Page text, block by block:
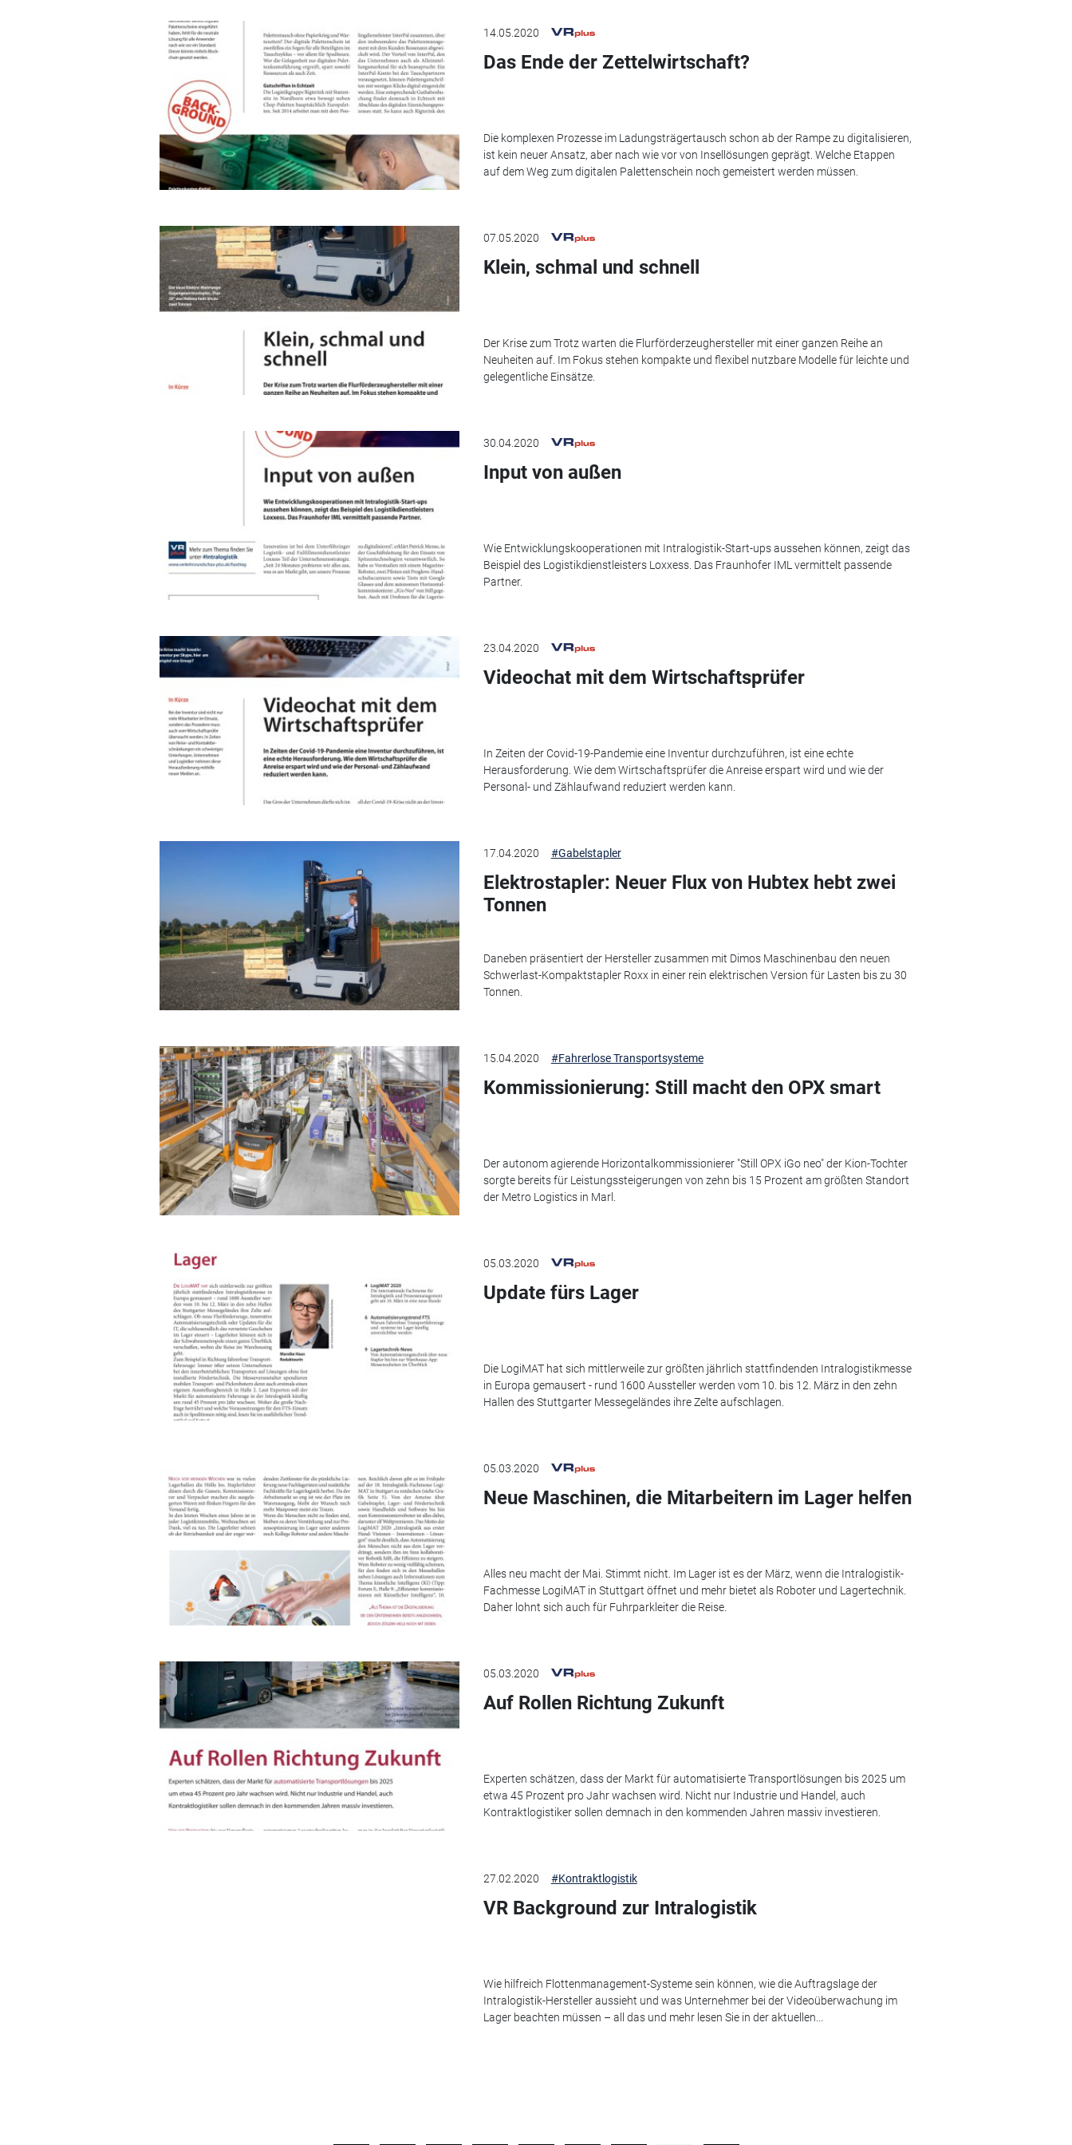
14.05.2020
Das Ende der Zettelwirtschaft?
Die komplexen Prozesse im Ladungsträgertausch schon ab der Rampe zu digitalisieren,
ist kein neuer Ansatz, aber nach wie vor von Insellösungen geprägt. Welche Etappen
auf dem Weg zum digitalen Palettenschein noch gemeistert werden müssen.
07.05.2020
Klein, schmal und schnell
Der Krise zum Trotz warten die Flurförderzeughersteller mit einer ganzen Reihe an
Neuheiten auf. Im Fokus stehen kompakte und flexibel nutzbare Modelle für leichte und
gelegentliche Einsätze.
30.04.2020
Input von außen
Wie Entwicklungskooperationen mit Intralogistik-Start-ups aussehen können, zeigt das
Beispiel des Logistikdienstleisters Loxxess. Das Fraunhofer IML vermittelt passende
Partner.
23.04.2020
Videochat mit dem Wirtschaftsprüfer
In Zeiten der Covid-19-Pandemie eine Inventur durchzuführen, ist eine echte
Herausforderung. Wie dem Wirtschaftsprüfer die Anreise erspart wird und wie der
Personal- und Zählaufwand reduziert werden kann.
17.04.2020 #Gabelstapler
Elektrostapler: Neuer Flux von Hubtex hebt zwei
Tonnen
Daneben präsentiert der Hersteller zusammen mit Dimos Maschinenbau den neuen
Schwerlast-Kompaktstapler Roxx in einer rein elektrischen Version für Lasten bis zu 30
Tonnen.
15.04.2020 #Fahrerlose Transportsysteme
Kommissionierung: Still macht den OPX smart
Der autonom agierende Horizontalkommissionierer "Still OPX iGo neo" der Kion-Tochter
sorgte bereits für Leistungssteigerungen von zehn bis 15 Prozent am größten Standort
der Metro Logistics in Marl.
05.03.2020
Update fürs Lager
Die LogiMAT hat sich mittlerweile zur größten jährlich stattfindenden Intralogistikmesse
in Europa gemausert - rund 1600 Aussteller werden vom 10. bis 12. März in den zehn
Hallen des Stuttgarter Messegeländes ihre Zelte aufschlagen.
05.03.2020
Neue Maschinen, die Mitarbeitern im Lager helfen
Alles neu macht der Mai. Stimmt nicht. Im Lager ist es der März, wenn die Intralogistik-
Fachmesse LogiMAT in Stuttgart öffnet und mehr bietet als Roboter und Lagertechnik.
Daher lohnt sich auch für Fuhrparkleiter die Reise.
05.03.2020
Auf Rollen Richtung Zukunft
Experten schätzen, dass der Markt für automatisierte Transportlösungen bis 2025 um
etwa 45 Prozent pro Jahr wachsen wird. Nicht nur Industrie und Handel, auch
Kontraktlogistiker sollen demnach in den kommenden Jahren massiv investieren.
27.02.2020 #Kontraktlogistik
VR Background zur Intralogistik
Wie hilfreich Flottenmanagement-Systeme sein können, wie die Auftragslage der
Intralogistik-Hersteller aussieht und was Unternehmer bei der Videoüberwachung im
Lager beachten müssen – all das und mehr lesen Sie in der aktuellen...